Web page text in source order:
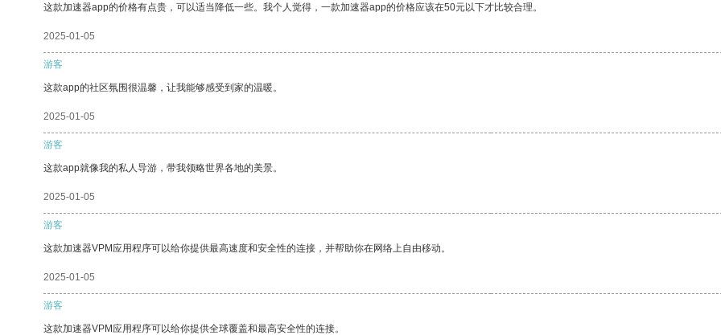
这款加速器app的价格有点贵，可以适当降低一些。我个人觉得，一款加速器app的价格应该在50元以下才比较合理。
2025-01-05
游客
这款app的社区氛围很温馨，让我能够感受到家的温暖。
2025-01-05
游客
这款app就像我的私人导游，带我领略世界各地的美景。
2025-01-05
游客
这款加速器VPM应用程序可以给你提供最高速度和安全性的连接，并帮助你在网络上自由移动。
2025-01-05
游客
这款加速器VPM应用程序可以给你提供全球覆盖和最高安全性的连接。